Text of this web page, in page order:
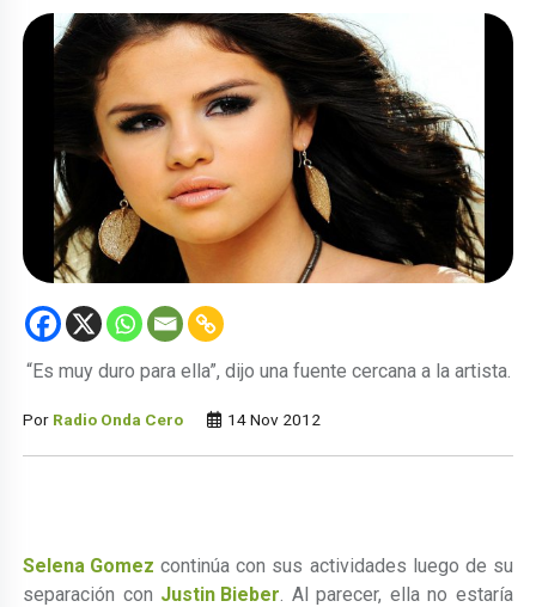
“Es muy duro para ella”, dijo una fuente cercana a la artista.
Por Radio Onda Cero 14 Nov 2012
Selena Gomez continúa con sus actividades luego de su
separación con Justin Bieber. Al parecer, ella no estaría